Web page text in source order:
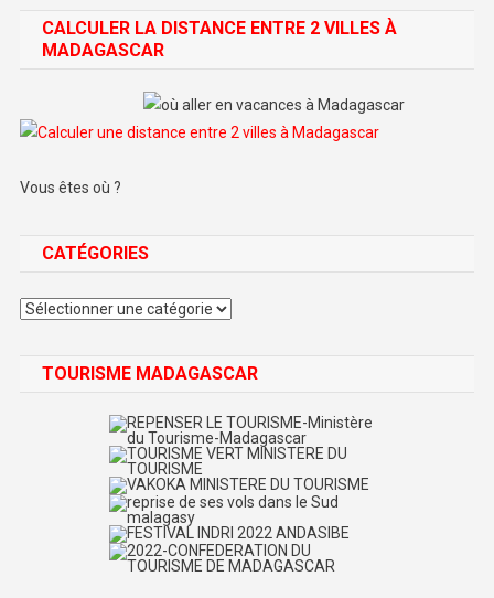
CALCULER LA DISTANCE ENTRE 2 VILLES À
MADAGASCAR
Vous êtes où ?
CATÉGORIES
Catégories
TOURISME MADAGASCAR